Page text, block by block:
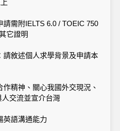
需附IELTS 6.0 / TOEIC 750
它證明
請敘述個人求學背景及申請本
精神、關心我國外交現況、
交流並宣介台灣
英語溝通能力